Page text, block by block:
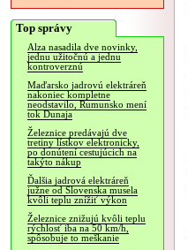
Top správy
Alza nasadila dve novinky,
jednu užitočnú a jednu
kontroverznú
Maďarsko jadrovú elektráreň
nakoniec kompletne
neodstavilo, Rumunsko mení
tok Dunaja
Železnice predávajú dve
tretiny lístkov elektronicky,
po donútení cestujúcich na
takýto nákup
Ďalšia jadrová elektráreň
južne od Slovenska musela
kvôli teplu znížiť výkon
Železnice znižujú kvôli teplu
rýchlosť iba na 50 km/h,
spôsobuje to meškanie